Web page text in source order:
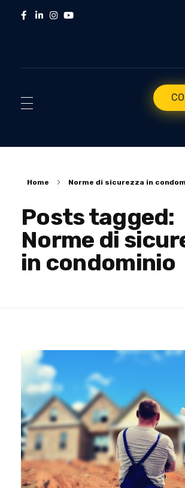
Home Norme di sicurezza in
Posts tagged:
Norme di
in condominio